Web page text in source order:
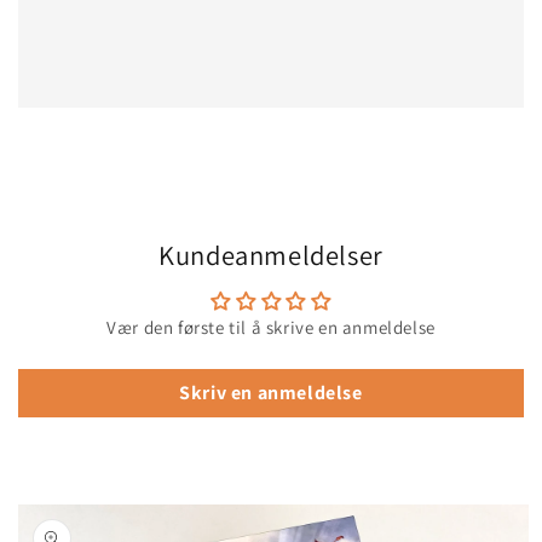
Kundeanmeldelser
Vær den første til å skrive en anmeldelse
Skriv en anmeldelse